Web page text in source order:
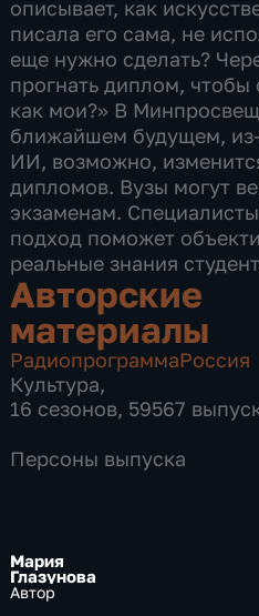
описывает, как
писала его сама, не
еще нужно сделать?
прогнать диплом,
как мои?» В
ближайшем будущем, из-
ИИ, возможно,
дипломов. Вузы могут
экзаменам.
подход поможет
реальные знания
Авторские
материалы
РадиопрограммаРоссия
Культура,
16 сезонов, 59567
Персоны выпуска
Мария
Глазунова
Автор